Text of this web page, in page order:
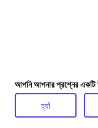
আপনি আপনার প্রশ্নের একটি
হ্যাঁ